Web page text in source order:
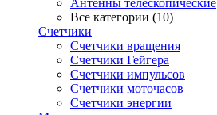
Антенны телескопические
Все категории (10)
Счетчики
Счетчики вращения
Счетчики Гейгера
Счетчики импульсов
Счетчики моточасов
Счетчики энергии